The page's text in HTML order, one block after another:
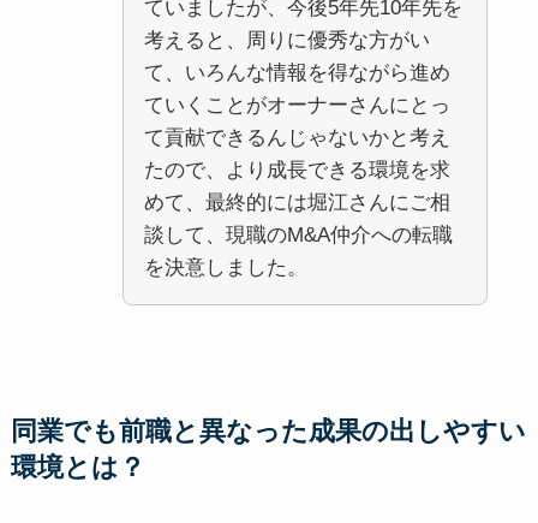
ていましたが、今後5年先10年先を
考えると、周りに優秀な方がい
て、いろんな情報を得ながら進め
ていくことがオーナーさんにとっ
て貢献できるんじゃないかと考え
たので、より成長できる環境を求
めて、最終的には堀江さんにご相
談して、現職のM&A仲介への転職
を決意しました。
同業でも前職と異なった成果の出しやすい
環境とは？